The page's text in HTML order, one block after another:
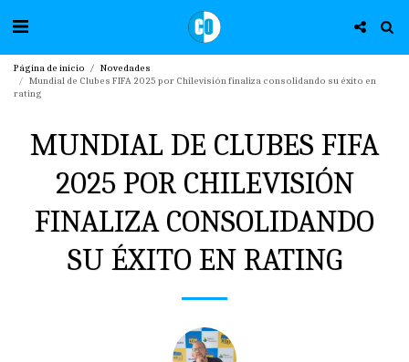
Página de inicio
Novedades
Mundial de Clubes FIFA 2025 por Chilevisión finaliza consolidando su éxito en
rating
MUNDIAL DE CLUBES FIFA
2025 POR CHILEVISIÓN
FINALIZA CONSOLIDANDO
SU ÉXITO EN RATING